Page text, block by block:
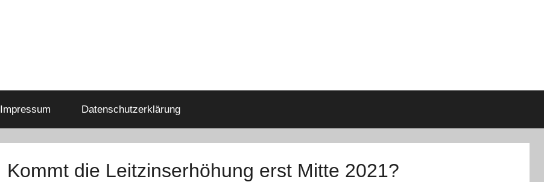
Impressum Datenschutzerklärung
Kommt die Leitzinserhöhung erst Mitte 2021?